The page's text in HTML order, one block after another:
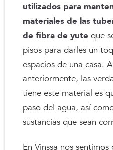
utilizados para
materiales de las
de fibra de yute que
pisos para darles un
espacios de una casa.
anteriormente, las
tiene este material es
paso del agua, así
sustancias que sean
En Vinssa nos